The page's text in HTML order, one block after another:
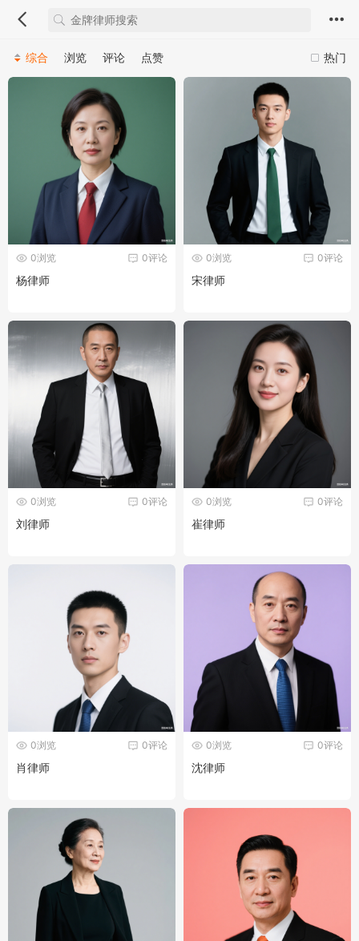
热门
综合 浏览 评论 点赞
0评论
0浏览
杨律师
0评论
0浏览
宋律师
0评论
0浏览
刘律师
0评论
0浏览
崔律师
0评论
0浏览
肖律师
0评论
0浏览
沈律师